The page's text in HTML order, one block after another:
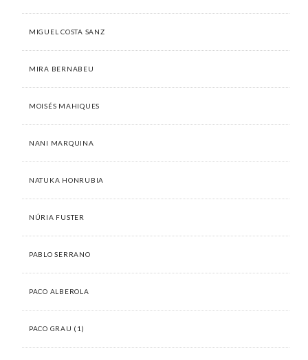
MIGUEL COSTA SANZ
MIRA BERNABEU
MOISÉS MAHIQUES
NANI MARQUINA
NATUKA HONRUBIA
NÚRIA FUSTER
PABLO SERRANO
PACO ALBEROLA
PACO GRAU (1)